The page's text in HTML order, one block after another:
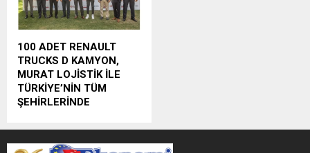
100 ADET RENAULT
TRUCKS D KAMYON,
MURAT LOJİSTİK İLE
TÜRKİYE’NİN TÜM
ŞEHİRLERİNDE
şehirlerarası ve şehir içi
dağıtım operasyonları için